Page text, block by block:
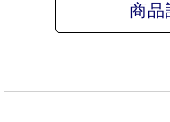
商品